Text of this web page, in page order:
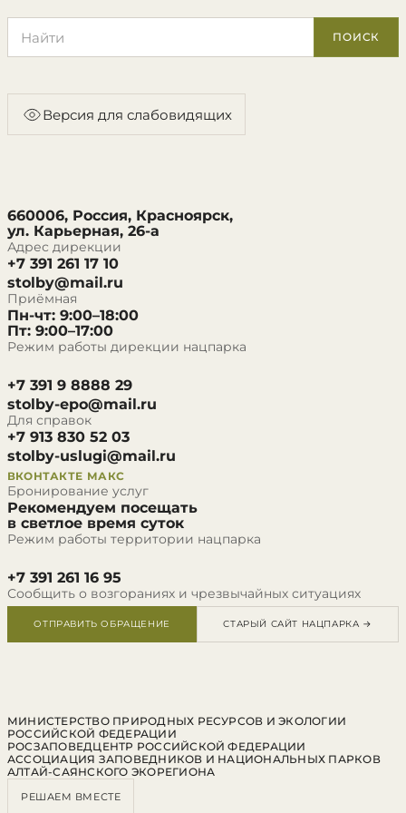
ПОИСК
Версия для слабовидящих
660006, Россия, Красноярск,
ул. Карьерная, 26-а
Адрес дирекции
+7 391 261 17 10
stolby@mail.ru
Приёмная
Пн-чт: 9:00–18:00
Пт: 9:00–17:00
Режим работы дирекции нацпарка
+7 391 9 8888 29
stolby-epo@mail.ru
Для справок
+7 913 830 52 03
stolby-uslugi@mail.ru
ВКОНТАКТЕ МАКС
Бронирование услуг
Рекомендуем посещать
в светлое время суток
Режим работы территории нацпарка
+7 391 261 16 95
Сообщить о возгораниях и чрезвычайных ситуациях
ОТПРАВИТЬ ОБРАЩЕНИЕ СТАРЫЙ САЙТ НАЦПАРКА →
МИНИСТЕРСТВО ПРИРОДНЫХ РЕСУРСОВ И ЭКОЛОГИИ
РОССИЙСКОЙ ФЕДЕРАЦИИ
РОСЗАПОВЕДЦЕНТР РОССИЙСКОЙ ФЕДЕРАЦИИ
АССОЦИАЦИЯ ЗАПОВЕДНИКОВ И НАЦИОНАЛЬНЫХ ПАРКОВ
АЛТАЙ-САЯНСКОГО ЭКОРЕГИОНА
РЕШАЕМ ВМЕСТЕ